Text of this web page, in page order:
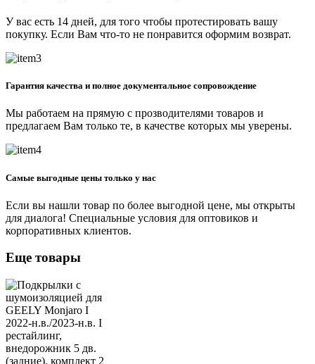
У вас есть 14 дней, для того чтобы протестировать вашу
покупку. Если Вам что-то не понравится оформим возврат.
Гарантия качества и полное документальное сопровождение
Мы работаем на прямую с прозводителями товаров и
предлагаем Вам только те, в качестве которых мы уверены.
Самые выгодные цены только у нас
Если вы нашли товар по более выгодной цене, мы открыты
для диалога! Специальные условия для оптовиков и
корпоративных клиентов.
Еще товары